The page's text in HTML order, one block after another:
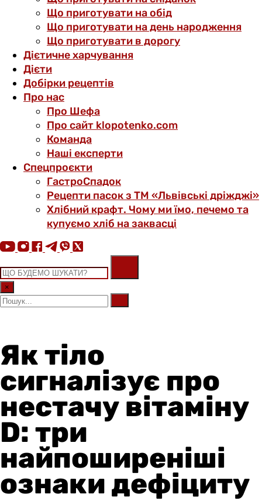
Що приготувати на обід
Що приготувати на день народження
Що приготувати в дорогу
Дієтичне харчування
Дієти
Добірки рецептів
Про нас
Про Шефа
Про сайт klopotenko.com
Команда
Наші експерти
Спецпроєкти
ГастроСпадок
Рецепти пасок з ТМ «Львівські дріжджі»
Хлібний крафт. Чому ми їмо, печемо та
купуємо хліб на заквасці
×
Як тіло
сигналізує про
нестачу вітаміну
D: три
найпоширеніші
ознаки дефіциту